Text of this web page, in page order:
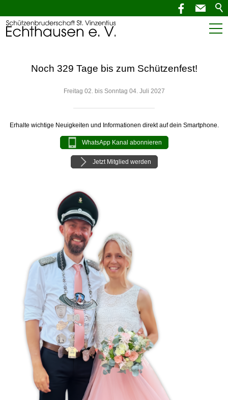
Termine
Noch 329 Tage bis zum Schützenfest!
Freitag 02. bis Sonntag 04. Juli 2027
Erhalte wichtige Neuigkeiten und Informationen direkt auf dein Smartphone.
WhatsApp Kanal abonnieren
Jetzt Mitglied werden